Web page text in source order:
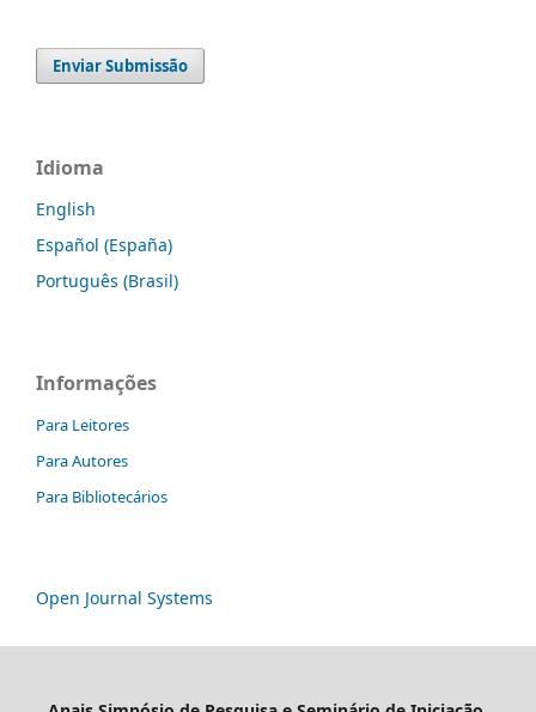
Enviar Submissão
Idioma
English
Español (España)
Português (Brasil)
Informações
Para Leitores
Para Autores
Para Bibliotecários
Open Journal Systems